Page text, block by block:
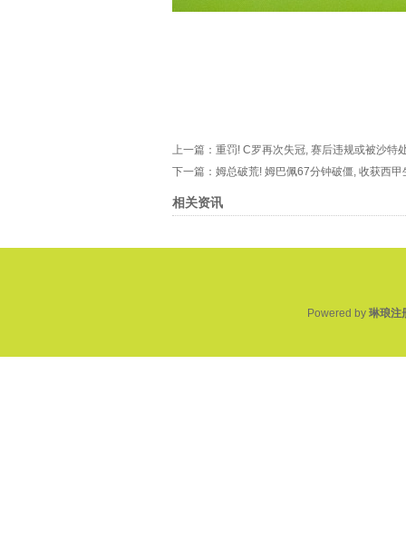
上一篇： 重罚! C罗再次失冠, 赛后违规或被沙特
下一篇： 姆总破荒! 姆巴佩67分钟破僵, 收获西甲
相关资讯
Powered by 琳琅注